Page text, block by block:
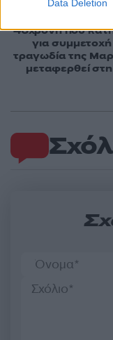
Data Deletion
46χρονη που
για
τραγωδία της
μεταφερθεί